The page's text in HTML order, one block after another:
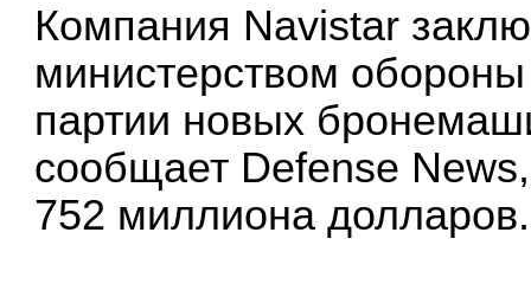
Компания Navistar
министерством
партии новых
сообщает Defense
752 миллиона долларов.